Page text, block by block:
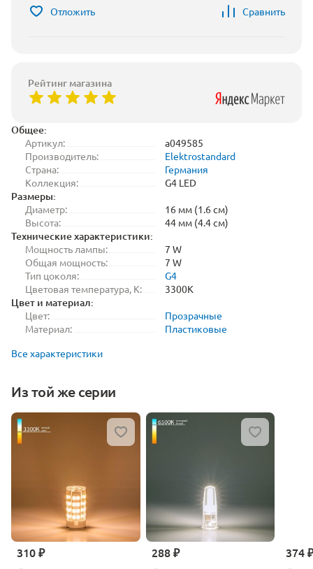
Общее:
Артикул:
a049585
Производитель:
Elektrostandard
Страна:
Германия
Коллекция:
G4 LED
Размеры:
Диаметр:
16 мм (1.6 см)
Высота:
44 мм (4.4 см)
Технические характеристики:
Мощность лампы:
7 W
Общая мощность:
7 W
Тип цоколя:
G4
Цветовая температура, K:
3300K
Цвет и материал:
Цвет:
Прозрачные
Материал:
Пластиковые
Все характеристики
Из той же серии
310 ₽ 288 ₽ 374
Отложить Сравнить
Рейтинг магазина